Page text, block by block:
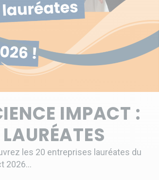
IMPACT :
les 20 entreprises lauréates du
2026...